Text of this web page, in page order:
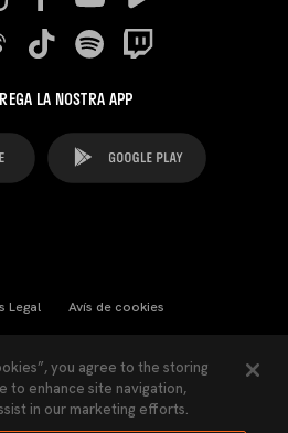
LA NOSTRA APP
Legal Avís de cookies
Política de Privacitat
you agree to the storing
to enhance site navigation,
in our marketing efforts.